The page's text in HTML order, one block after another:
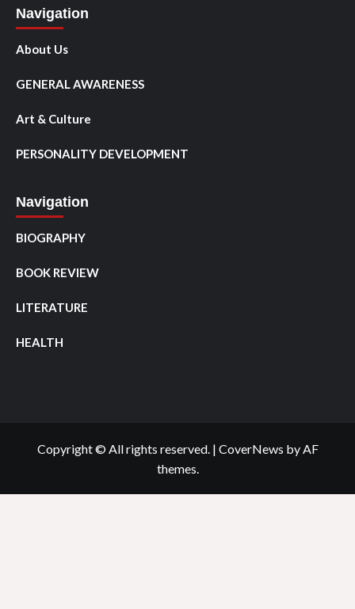
Navigation
About Us
GENERAL AWARENESS
Art & Culture
PERSONALITY DEVELOPMENT
Navigation
BIOGRAPHY
BOOK REVIEW
LITERATURE
HEALTH
Copyright © All rights reserved. | CoverNews by AF
themes.